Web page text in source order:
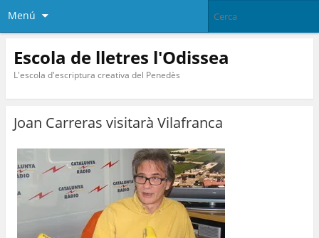
Menú
Escola de lletres l'Odissea
L'escola d'escriptura creativa del Penedès
Joan Carreras visitarà Vilafranca